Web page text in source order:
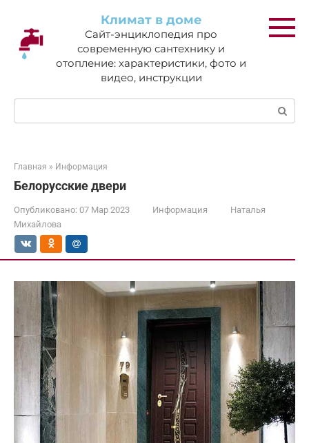
контенту
Климат в доме
Сайт-энциклопедия про
современную сантехнику и
отопление: характеристики, фото и
видео, инструкции
Поиск:
Главная » Информация
Белорусские двери
Опубликовано: 07 Мар 2023 Информация
Наталья
Михайлова